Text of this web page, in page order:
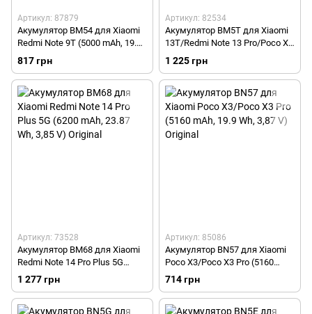
Артикул: 87879
Акумулятор BM54 для Xiaomi
Redmi Note 9T (5000 mAh, 19.2
Wh, 3,85 V) Original
817 грн
Артикул: 82534
Акумулятор BM5T для Xiaomi
13T/Redmi Note 13 Pro/Poco X6
Pro 5G/X6 5G/M6 Pro (5000
mAh, 19.4 Wh, 3.89 V) Original
1 225 грн
Артикул: 73528
Акумулятор BM68 для Xiaomi
Redmi Note 14 Pro Plus 5G
(6200 mAh, 23.87 Wh, 3,85 V)
1 277 грн
Артикул: 85086
Акумулятор BN57 для Xiaomi
Poco X3/Poco X3 Pro (5160
mAh, 19.9 Wh, 3,87 V) Original
714 грн